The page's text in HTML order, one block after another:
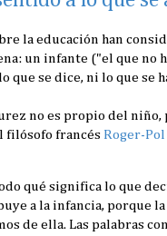
la educación han
un infante ("el que no
que se dice, ni lo que se
no es propio del niño,
filósofo francés Roger-
qué significa lo que
a la infancia, porque
de ella. Las palabras